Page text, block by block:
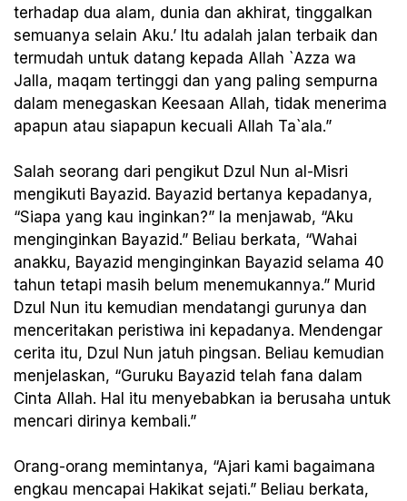
terhadap dua alam, dunia dan akhirat, tinggalkan
semuanya selain Aku.’ Itu adalah jalan terbaik dan
termudah untuk datang kepada Allah `Azza wa
Jalla, maqam tertinggi dan yang paling sempurna
dalam menegaskan Keesaan Allah, tidak menerima
apapun atau siapapun kecuali Allah Ta`ala.”
Salah seorang dari pengikut Dzul Nun al-Misri
mengikuti Bayazid. Bayazid bertanya kepadanya,
“Siapa yang kau inginkan?” Ia menjawab, “Aku
menginginkan Bayazid.” Beliau berkata, “Wahai
anakku, Bayazid menginginkan Bayazid selama 40
tahun tetapi masih belum menemukannya.” Murid
Dzul Nun itu kemudian mendatangi gurunya dan
menceritakan peristiwa ini kepadanya. Mendengar
cerita itu, Dzul Nun jatuh pingsan. Beliau kemudian
menjelaskan, “Guruku Bayazid telah fana dalam
Cinta Allah. Hal itu menyebabkan ia berusaha untuk
mencari dirinya kembali.”
Orang-orang memintanya, “Ajari kami bagaimana
engkau mencapai Hakikat sejati.” Beliau berkata,